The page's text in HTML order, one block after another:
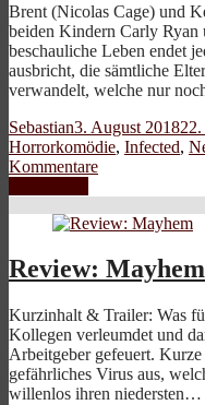
Brent (Nicolas Cage) und
beiden Kindern Carly Ryan
beschauliche Leben endet
ausbricht, die sämtliche
verwandelt, welche nur
Sebastian3. August 2018
Horrorkomödie, Infected,
Kommentare
Review: Mayhem
Kurzinhalt & Trailer: Was
Kollegen verleumdet und
Arbeitgeber gefeuert.
gefährliches Virus aus,
willenlos ihren niedersten…